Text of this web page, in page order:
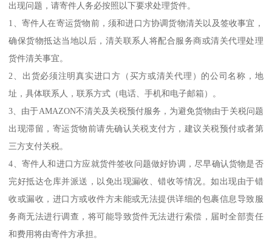
出现问题，请寄件人务必按照以下要求处理货件。
1、寄件人在寄运货物前，须和进口方协调货物清关以及签收事宜，
确保货物抵达当地以后，清关联系人将配合服务商或清关代理处理
货件清关事宜。
2、出货必须注明真实进口方（买方或清关代理）的公司名称，地
址，具体联系人，联系方式（电话、手机和电子邮箱）。
3、由于AMAZON不清关及关税预付服务，为避免货物由于关税问题
出现滞留，寄运货物前请先确认关税支付方，建议关税预付或者第
三方支付关税。
4、寄件人和进口方应就货件签收问题做好协调，尽早确认货物是否
完好抵达仓库并派送，以免出现漏收、错收等情况。如出现由于错
收或漏收，进口方或收件方未能或无法提供详细的包裹信息导致服
务商无法进行调查，将可能导致货件无法进行索偿，届时全部责任
和费用将由寄件方承担。